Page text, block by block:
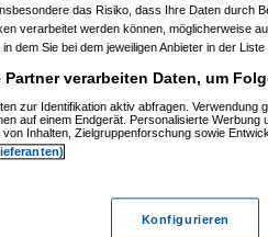
das Risiko, dass Ihre Daten durch
verarbeitet werden können, möglicherweise
dem Sie bei dem jeweiligen Anbieter in der
Partner verarbeiten Daten, um
zur Identifikation aktiv abfragen. Verwendung
auf einem Endgerät. Personalisierte Werbung
Inhalten, Zielgruppenforschung sowie
Konfigurieren